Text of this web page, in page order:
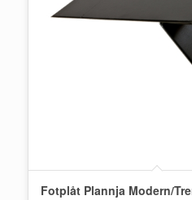
Fotplåt Plannja Modern/